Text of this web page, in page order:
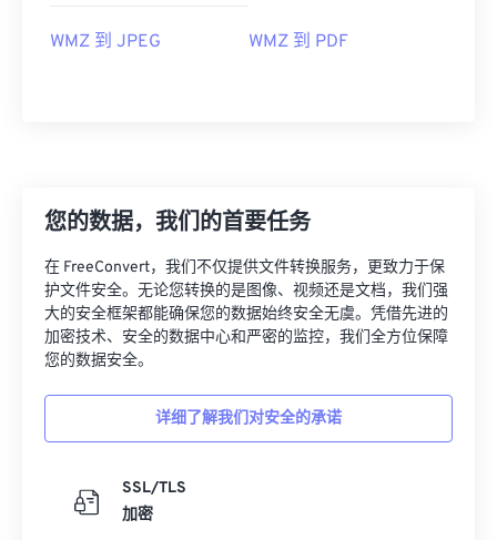
WMZ 到 JPEG WMZ 到 PDF
您的数据，我们的首要任务
在 FreeConvert，我们不仅提供文件转换服务，更致力于保
护文件安全。无论您转换的是图像、视频还是文档，我们强
大的安全框架都能确保您的数据始终安全无虞。凭借先进的
加密技术、安全的数据中心和严密的监控，我们全方位保障
您的数据安全。
详细了解我们对安全的承诺
SSL/TLS
加密